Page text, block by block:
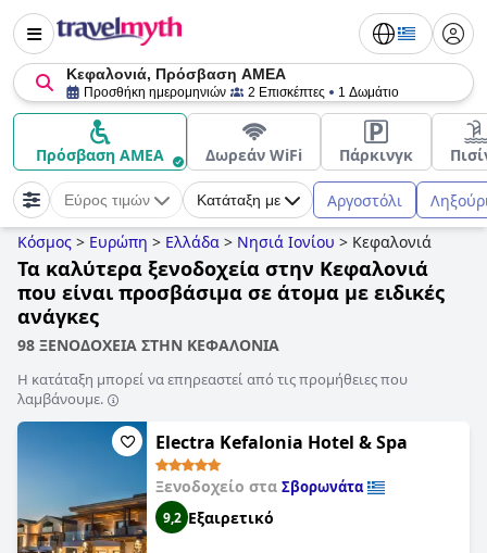
Κεφαλονιά, Πρόσβαση ΑΜΕΑ
Προσθήκη ημερομηνιών 2 Επισκέπτες 1 Δωμάτιο
Πρόσβαση ΑΜΕΑ Δωρεάν WiFi Πάρκινγκ
Εύρος τιμών Κατάταξη με Αργοστόλι
Κόσμος > Ευρώπη > Ελλάδα > Νησιά Ιονίου > Κεφαλονιά
Τα καλύτερα ξενοδοχεία στην Κεφαλονιά
που είναι προσβάσιμα σε άτομα με ειδικές
ανάγκες
98 ΞΕΝΟΔΟΧΕΙΑ ΣΤΗΝ ΚΕΦΑΛΟΝΙΑ
Η κατάταξη μπορεί να επηρεαστεί από τις προμήθειες που
λαμβάνουμε.
Electra Kefalonia Hotel & Spa
Ξενοδοχείο στα Σβορωνάτα
9,2 Εξαιρετικό